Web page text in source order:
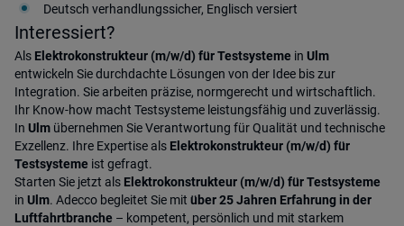
Deutsch verhandlungssicher, Englisch versiert
Interessiert?
Als Elektrokonstrukteur (m/w/d) für Testsysteme in Ulm
entwickeln Sie durchdachte Lösungen von der Idee bis zur
Integration. Sie arbeiten präzise, normgerecht und wirtschaftlich.
Ihr Know-how macht Testsysteme leistungsfähig und zuverlässig.
In Ulm übernehmen Sie Verantwortung für Qualität und technische
Exzellenz. Ihre Expertise als Elektrokonstrukteur (m/w/d) für
Testsysteme ist gefragt.
Starten Sie jetzt als Elektrokonstrukteur (m/w/d) für Testsysteme
in Ulm. Adecco begleitet Sie mit über 25 Jahren Erfahrung in der
Luftfahrtbranche – kompetent, persönlich und mit starkem